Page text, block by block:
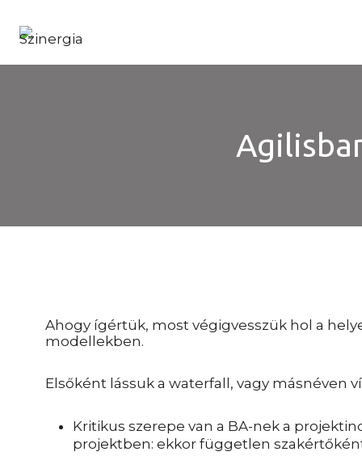
content
Ahogy ígértük, most végigvesszük hol a
modellekben.
Elsőként lássuk a waterfall, vagy másnéven
Kritikus szerepe van a BA-nek a
projektben: ekkor független